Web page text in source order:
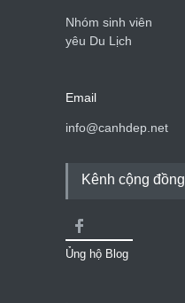
Nhóm sinh viên
yêu Du Lịch
Email
info@canhdep.net
Kênh cộng đồng
Ủng hộ Blog